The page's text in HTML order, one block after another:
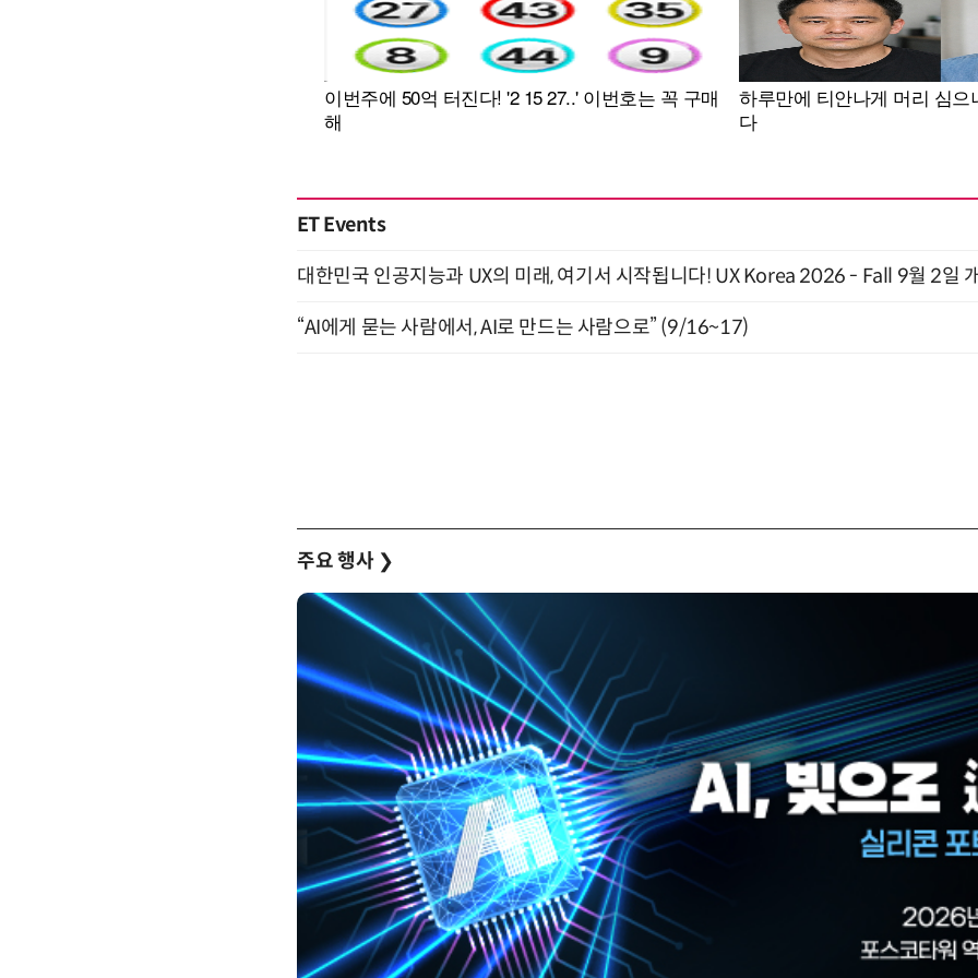
ET Events
대한민국 인공지능과 UX의 미래, 여기서 시작됩니다! UX Korea 2026 - Fall 9월 2일
“AI에게 묻는 사람에서, AI로 만드는 사람으로” (9/16~17)
주요 행사 ❯